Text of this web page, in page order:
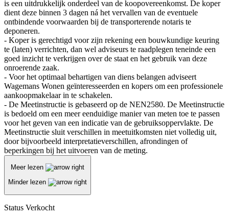
is een uitdrukkelijk onderdeel van de koopovereenkomst. De koper
dient deze binnen 3 dagen ná het vervallen van de eventuele
ontbindende voorwaarden bij de transporterende notaris te
deponeren.
- Koper is gerechtigd voor zijn rekening een bouwkundige keuring
te (laten) verrichten, dan wel adviseurs te raadplegen teneinde een
goed inzicht te verkrijgen over de staat en het gebruik van deze
onroerende zaak.
- Voor het optimaal behartigen van diens belangen adviseert
Wagemans Wonen geïnteresseerden en kopers om een professionele
aankoopmakelaar in te schakelen.
- De Meetinstructie is gebaseerd op de NEN2580. De Meetinstructie
is bedoeld om een meer eenduidige manier van meten toe te passen
voor het geven van een indicatie van de gebruiksoppervlakte. De
Meetinstructie sluit verschillen in meetuitkomsten niet volledig uit,
door bijvoorbeeld interpretatieverschillen, afrondingen of
beperkingen bij het uitvoeren van de meting.
Meer lezen
Minder lezen
Status Verkocht